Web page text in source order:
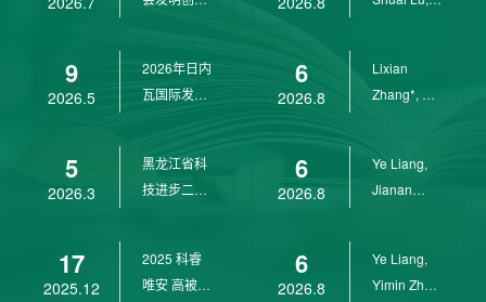
9
2026.5
2026年日内
瓦国际发明
5
2026.3
黑龙江省科
技进步二等
17
2025.12
2025 科睿
唯安 高被引
6
2026.8
Lixian
Zhang*, Ye
6
2026.8
Ye Liang,
Jianan
6
2026.8
Ye Liang,
Yimin Zhu,